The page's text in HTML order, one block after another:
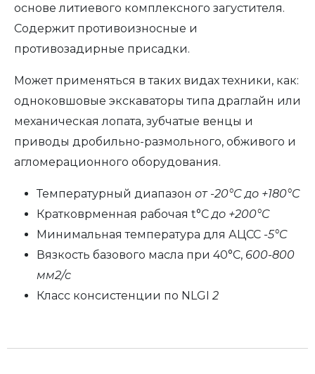
основе литиевого комплексного загустителя.
Содержит противоизносные и
противозадирные присадки.
Может применяться в таких видах техники, как:
одноковшовые экскаваторы типа драглайн или
механическая лопата, зубчатые венцы и
приводы дробильно-размольного, обживого и
агломерационного оборудования.
Температурный диапазон от -20°C до +180°C
Кратковрменная рабочая t°Cдо +200°C
Минимальная температура для АЦСС -5°C
Вязкость базового масла при 40°C, 600-800
мм2/с
Класс консистенции по NLGI2